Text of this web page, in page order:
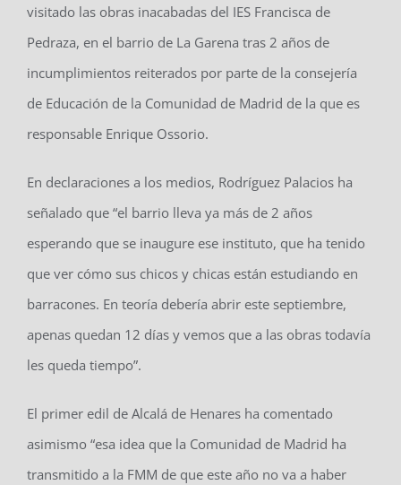
visitado las obras inacabadas del IES Francisca de
Pedraza, en el barrio de La Garena tras 2 años de
incumplimientos reiterados por parte de la consejería
de Educación de la Comunidad de Madrid de la que es
responsable Enrique Ossorio.
En declaraciones a los medios, Rodríguez Palacios ha
señalado que “el barrio lleva ya más de 2 años
esperando que se inaugure ese instituto, que ha tenido
que ver cómo sus chicos y chicas están estudiando en
barracones. En teoría debería abrir este septiembre,
apenas quedan 12 días y vemos que a las obras todavía
les queda tiempo”.
El primer edil de Alcalá de Henares ha comentado
asimismo “esa idea que la Comunidad de Madrid ha
transmitido a la FMM de que este año no va a haber